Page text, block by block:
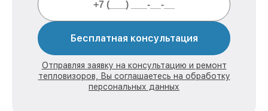
Бесплатная консультация
Отправляя заявку на консультацию и ремонт
тепловизоров, Вы соглашаетесь на обработку
персональных данных